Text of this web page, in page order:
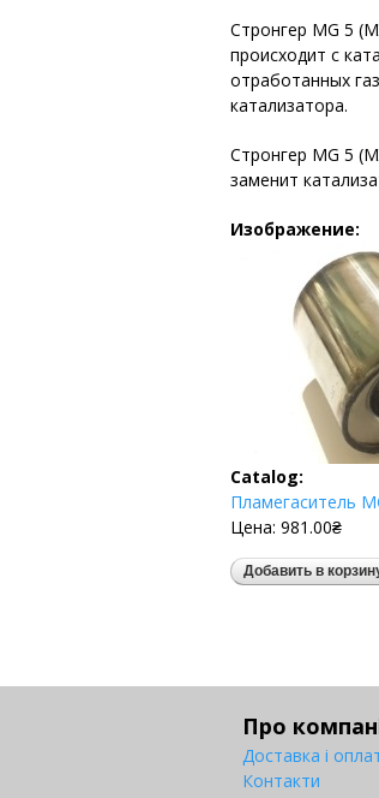
Стронгер MG 5
происходит с
отработанных
катализатора.
Стронгер MG 5
заменит
Изображение:
Catalog:
Пламегаситель
Цена: 981.00₴
Про
Доставка і
Контакти